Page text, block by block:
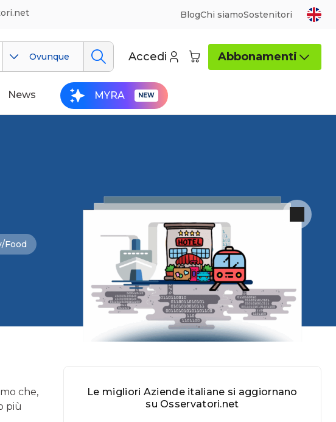
BlogChi siamoSostenitori
Ovunque Accedi Abbonamenti
News MYRA
Food
che,
più
Le migliori Aziende italiane si aggiornano
su Osservatori.net